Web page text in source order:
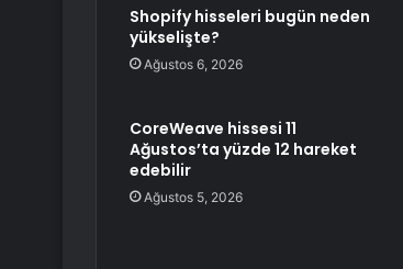
Shopify hisseleri bugün neden
yükselişte?
Ağustos 6, 2026
CoreWeave hissesi 11
Ağustos’ta yüzde 12 hareket
edebilir
Ağustos 5, 2026